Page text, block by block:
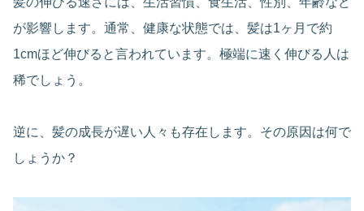
が影響します。通常、健康な状態では、髪は1ヶ月で約
1cmほど伸びると言われています。極端に速く伸びる人は
稀でしょう。
逆に、髪の成長が遅い人々も存在します。その原因は何で
しょうか？